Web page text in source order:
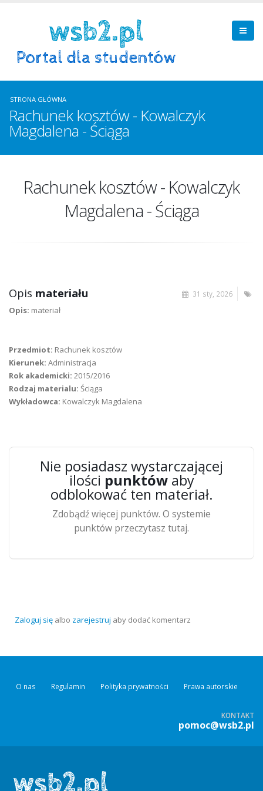
STRONA GŁÓWNA
Rachunek kosztów - Kowalczyk
Magdalena - Ściąga
Rachunek kosztów - Kowalczyk
Magdalena - Ściąga
31 sty, 2026
Opis materiału
Opis: materiał
Przedmiot: Rachunek kosztów
Kierunek: Administracja
Rok akademicki: 2015/2016
Rodzaj materialu: Ściąga
Wykładowca: Kowalczyk Magdalena
Nie posiadasz wystarczającej
ilości punktówaby
odblokować ten materiał.
Zdobądź więcej punktów. O systemie
punktów przeczytasz tutaj.
Zaloguj się albo zarejestruj aby dodać komentarz
O nas Regulamin Polityka prywatności Prawa autorskie
KONTAKT
pomoc@wsb2.pl